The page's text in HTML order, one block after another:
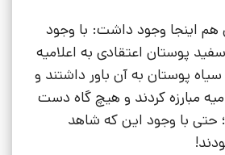
هم اینجا وجود داشت: با وجود
پوستان اعتقادی به اعلامیه
پوستان به آن باور داشتند و
مبارزه کردند و هیچ گاه دست
حتی با وجود این که شاهد